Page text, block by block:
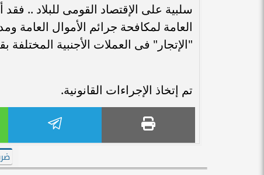
سلبية على الإقتصاد القومى للبلاد ..
"الإتجار" فى العملات الأجنبية المختلفة بقيمة
تم إتخاذ الإجراءات القانونية.